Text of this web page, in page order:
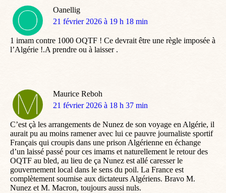
Oanellig
dit
21 février 2026 à 19 h 18 min
1 imam contre 1000 OQTF ! Ce devrait être une règle imposée à
l’Algérie !.A prendre ou à laisser .
Maurice Reboh
dit
21 février 2026 à 18 h 37 min
C’est çà les arrangements de Nunez de son voyage en Algérie, il
aurait pu au moins ramener avec lui ce pauvre journaliste sportif
Français qui croupis dans une prison Algérienne en échange
d’un laissé passé pour ces imams et naturellement le retour des
OQTF au bled, au lieu de ça Nunez est allé caresser le
gouvernement local dans le sens du poil. La France est
complètement soumise aux dictateurs Algériens. Bravo M.
Nunez et M. Macron, toujours aussi nuls.